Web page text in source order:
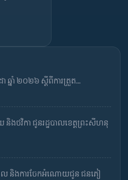
ា ឆ្នាំ ២០២៦ ស្តីពីការត្រួត...
ងថវិកា ជូនរដ្ឋបាលខេត្តព្រះសីហនុ
ងការចែកអំណោយជូន ជនភៀ